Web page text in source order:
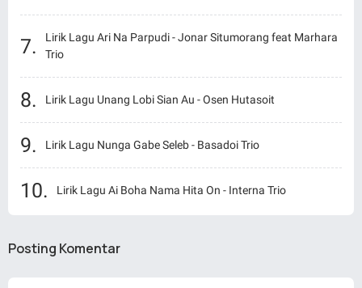
Lirik Lagu Ari Na Parpudi - Jonar Situmorang feat Marhara
Trio
Lirik Lagu Unang Lobi Sian Au - Osen Hutasoit
Lirik Lagu Nunga Gabe Seleb - Basadoi Trio
Lirik Lagu Ai Boha Nama Hita On - Interna Trio
Posting Komentar